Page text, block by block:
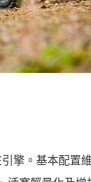
擎。基本配置